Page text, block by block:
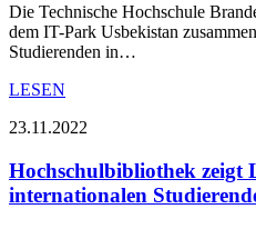
Die Technische Hochschule
dem IT-Park Usbekistan
Studierenden in…
LESEN
23.11.2022
Hochschulbibliothek zeigt
internationalen